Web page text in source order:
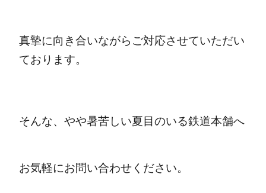
真摯に向き合いながらご対応させていただい
ております。
そんな、やや暑苦しい夏目のいる鉄道本舗へ
お気軽にお問い合わせください。